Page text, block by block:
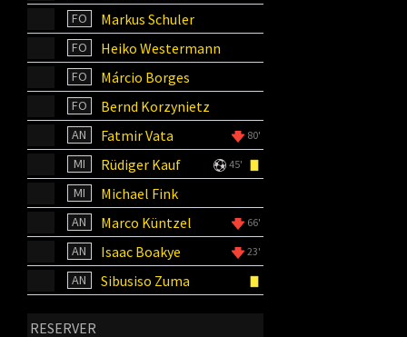
FO Markus Schuler
FO Heiko Westermann
FO Márcio Borges
FO Bernd Korzynietz
AN Fatmir Vata 80'
MI Rüdiger Kauf 45'
MI Michael Fink
AN Marco Küntzel 66'
AN Isaac Boakye 23'
AN Sibusiso Zuma
RESERVER